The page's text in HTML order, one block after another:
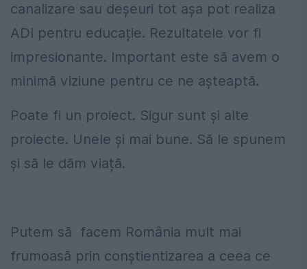
canalizare sau deșeuri tot așa pot realiza
ADI pentru educație. Rezultatele vor fi
impresionante. Important este să avem o
minimă viziune pentru ce ne așteaptă.
Poate fi un proiect. Sigur sunt și alte
proiecte. Unele și mai bune. Să le spunem
și să le dăm viață.
Putem să facem România mult mai
frumoasă prin conștientizarea a ceea ce